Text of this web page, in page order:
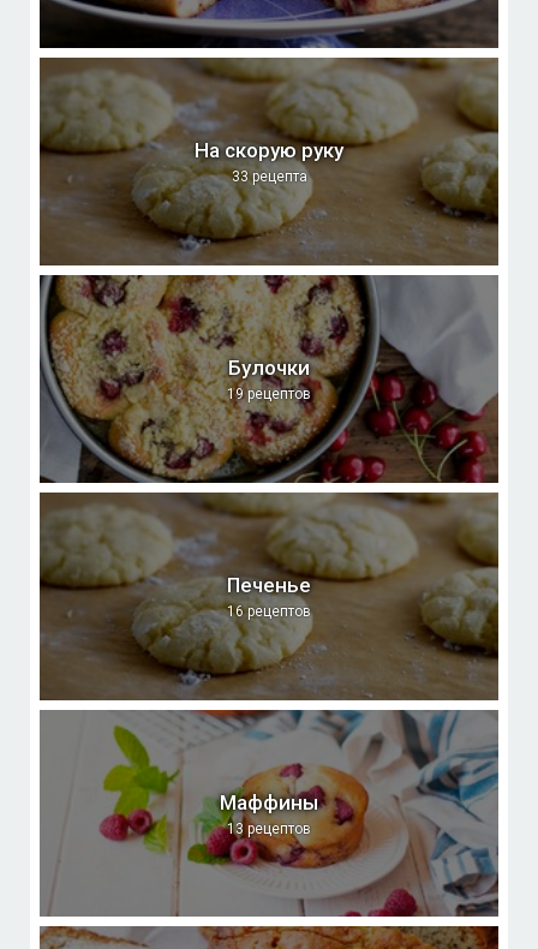
На скорую руку
33 рецепта
Булочки
19 рецептов
Печенье
16 рецептов
Маффины
13 рецептов